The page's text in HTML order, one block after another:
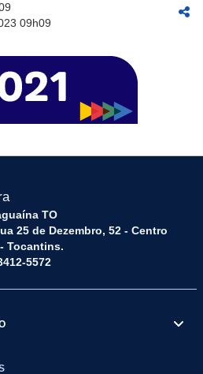
09h09
TO
25 de Dezembro, 52 - Centro
Tocantins.
5572